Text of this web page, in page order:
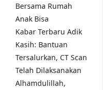
Bersama Rumah
Anak Bisa
Kabar Terbaru Adik
Kasih: Bantuan
Tersalurkan, CT Scan
Telah Dilaksanakan
Alhamdulillah,